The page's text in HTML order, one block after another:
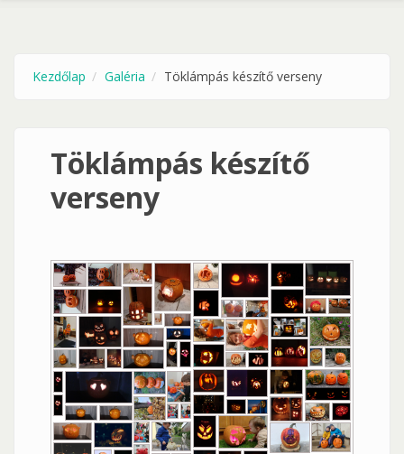
Kezdőlap Galéria Töklámpás készítő verseny
Töklámpás készítő
verseny